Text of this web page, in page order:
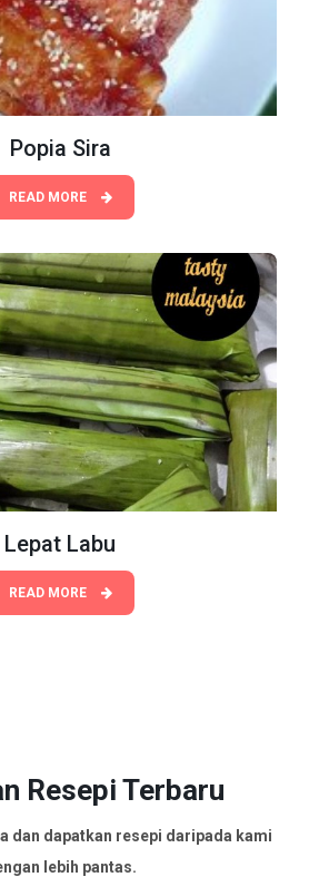
Popia Sira
READ MORE
Lepat Labu
READ MORE
Resepi Terbaru
dan dapatkan resepi daripada kami
lebih pantas.